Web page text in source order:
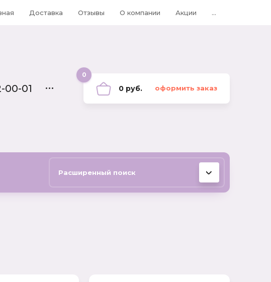
Доставка Отзывы О компании Акции ...
00-01
0
0 руб. оформить заказ
Расширенный поиск